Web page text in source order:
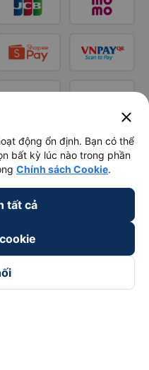
close
động ổn định. Bạn có thể
bất kỳ lúc nào trong phần
Chính sách Cookie.
tất cả